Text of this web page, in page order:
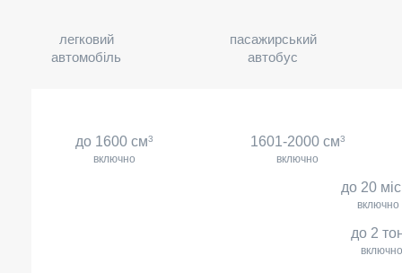
легковий
автомобіль
пасажирський
автобус
до 1600 см3
включно
1601-2000 см3
включно
до 20
включно
до 2
включно